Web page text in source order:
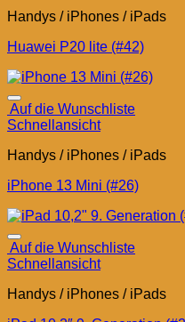
Handys / iPhones / iPads
Huawei P20 lite (#42)
Auf die Wunschliste
Schnellansicht
Handys / iPhones / iPads
iPhone 13 Mini (#26)
Auf die Wunschliste
Schnellansicht
Handys / iPhones / iPads